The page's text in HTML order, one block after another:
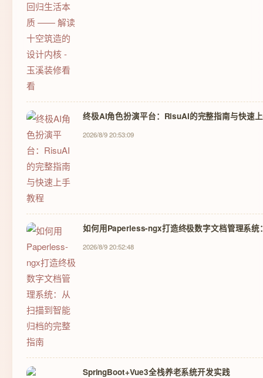
终极AI角色扮演平台：RisuAI的完整指南与快速
2026/8/9 20:53:09
如何用Paperless-ngx打造终极数字文档管理系
2026/8/9 20:52:48
SpringBoot+Vue3全栈养老系统开发实践